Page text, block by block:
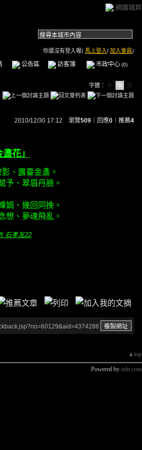
網路城邦
你還沒有登入喔( 馬上登入/ 加入會員)
公告區 訪客簿 市政中心 (0)
字體： 小 中 大
2010/12/30 17:12 瀏覽509 ｜回應0 推薦4
花」
、露臺金盞。
予、翠眉丹臉。
娟、幾回同挽。
想、夢魂飛亂。
石孝友22
▲top
Powered by udn.com